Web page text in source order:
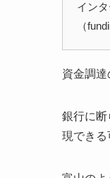
イン
（
資金調達
銀行に断
現できる